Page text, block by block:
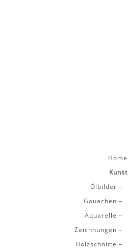
Home
Kunst
Ölbilder –
Gouachen –
Aquarelle –
Zeichnungen –
Holzschnitte –